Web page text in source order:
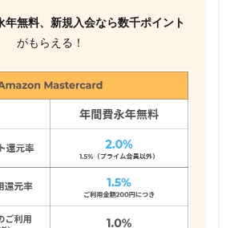
年無料、新規入会なら数千ポイント
がもらえる！